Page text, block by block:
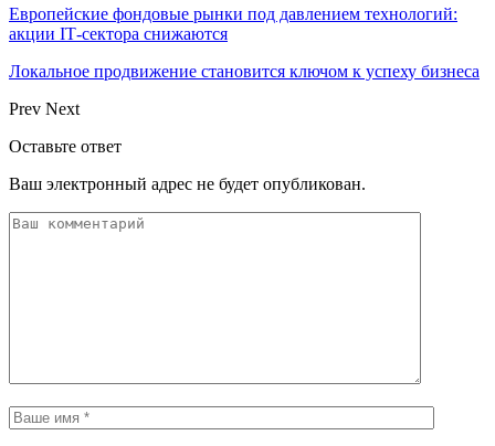
Европейские фондовые рынки под давлением технологий:
акции IT‑сектора снижаются
Локальное продвижение становится ключом к успеху бизнеса
Prev Next
Оставьте ответ
Ваш электронный адрес не будет опубликован.